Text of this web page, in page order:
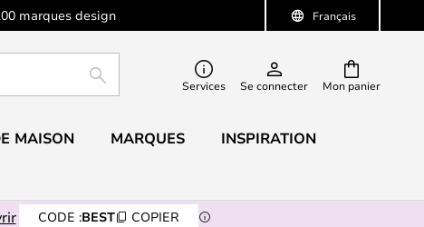
Français
marques design
Mon panier
RECHERCHERServices Se connecter
MAISON MARQUES INSPIRATION
CODE :BEST COPIER